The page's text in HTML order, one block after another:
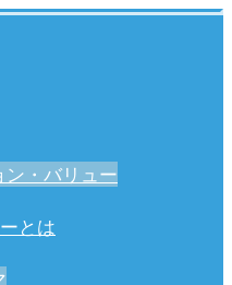
ン・バリュー
とは